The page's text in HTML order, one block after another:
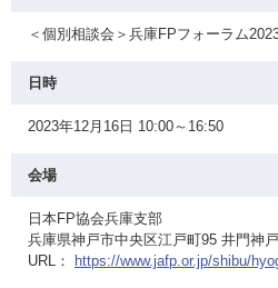
＜個別相談会＞兵庫FPフォーラム
日時
2023年12月16日 10:00～16:50
会場
日本FP協会兵庫支部
兵庫県神戸市中央区江戸町95 井門神
URL：
https://www.jafp.or.jp/shibu/